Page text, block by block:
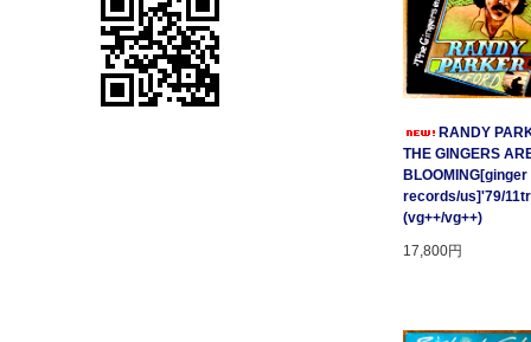
RANDY
THE GINGERS
BLOOMING[ginger
records/us]'79/
(vg++/vg++)
17,800円